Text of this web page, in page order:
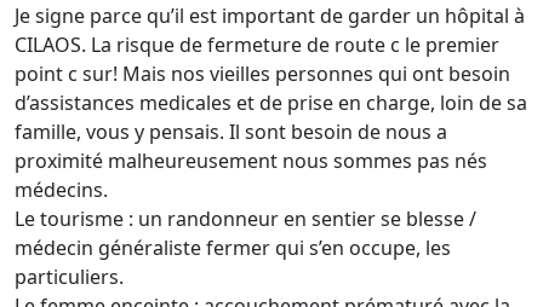
Je signe parce qu’il est important de garder un hôpital à
CILAOS. La risque de fermeture de route c le premier
point c sur! Mais nos vieilles personnes qui ont besoin
d’assistances medicales et de prise en charge, loin de sa
famille, vous y pensais. Il sont besoin de nous a
proximité malheureusement nous sommes pas nés
médecins.
Le tourisme : un randonneur en sentier se blesse /
médecin généraliste fermer qui s’en occupe, les
particuliers.